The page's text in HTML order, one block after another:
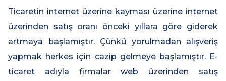
Ticaretin internet üzerine kayması üzerine internet
üzerinden satış oranı önceki yıllara göre giderek
artmaya başlamıştır. Çünkü yorulmadan alışveriş
yapmak herkes için cazip gelmeye başlamıştır. E-
ticaret adıyla firmalar web üzerinden satış